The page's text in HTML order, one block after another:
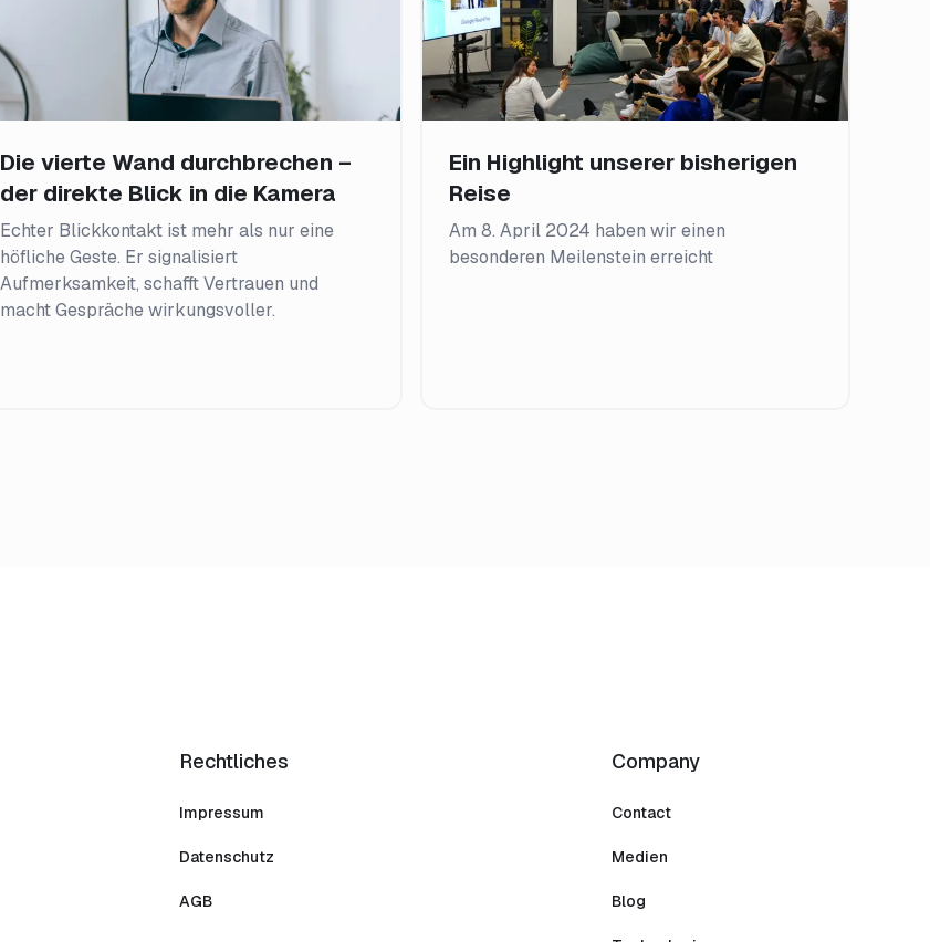
Die vierte Wand durchbrechen –
der direkte Blick in die Kamera
Echter Blickkontakt ist mehr als nur eine
höfliche Geste. Er signalisiert
Aufmerksamkeit, schafft Vertrauen und
macht Gespräche wirkungsvoller.
Ein Highlight unserer bisherigen
Reise
Am 8. April 2024 haben wir einen
besonderen Meilenstein erreicht
Rechtliches
Impressum
Datenschutz
AGB
Company
Contact
Medien
Blog